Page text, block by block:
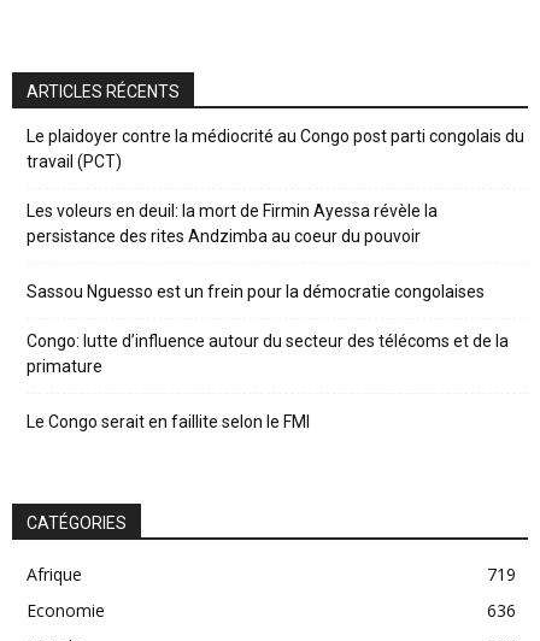
ARTICLES RÉCENTS
Le plaidoyer contre la médiocrité au Congo post parti congolais du
travail (PCT)
Les voleurs en deuil: la mort de Firmin Ayessa révèle la
persistance des rites Andzimba au coeur du pouvoir
Sassou Nguesso est un frein pour la démocratie congolaises
Congo: lutte d’influence autour du secteur des télécoms et de la
primature
Le Congo serait en faillite selon le FMI
CATÉGORIES
Afrique
719
Economie
636